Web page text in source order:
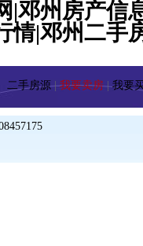
|邓州房产信
情|邓州二手
二手房源|我要卖房|我要